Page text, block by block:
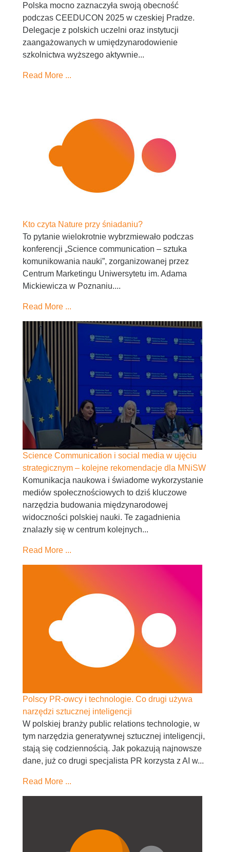
Polska mocno zaznaczyła swoją obecność
podczas CEEDUCON 2025 w czeskiej Pradze.
Delegacje z polskich uczelni oraz instytucji
zaangażowanych w umiędzynarodowienie
szkolnictwa wyższego aktywnie...
Read More ...
Kto czyta Nature przy śniadaniu?
To pytanie wielokrotnie wybrzmiewało podczas
konferencji „Science communication – sztuka
komunikowania nauki”, zorganizowanej przez
Centrum Marketingu Uniwersytetu im. Adama
Mickiewicza w Poznaniu....
Read More ...
Science Communication i social media w ujęciu
strategicznym – kolejne rekomendacje dla MNiSW
Komunikacja naukowa i świadome wykorzystanie
mediów społecznościowych to dziś kluczowe
narzędzia budowania międzynarodowej
widoczności polskiej nauki. Te zagadnienia
znalazły się w centrum kolejnych...
Read More ...
Polscy PR-owcy i technologie. Co drugi używa
narzędzi sztucznej inteligencji
W polskiej branży public relations technologie, w
tym narzędzia generatywnej sztucznej inteligencji,
stają się codziennością. Jak pokazują najnowsze
dane, już co drugi specjalista PR korzysta z AI w...
Read More ...